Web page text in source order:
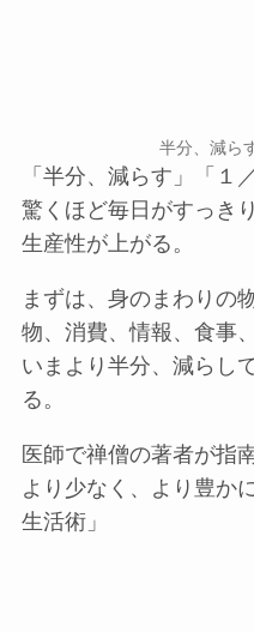
半分、減ら
「半分、減らす」「１
驚くほど毎日がすっき
生産性が上がる。
まずは、身のまわりの
物、消費、情報、食
いまより半分、減らし
る。
医師で禅僧の著者が指
より少なく、より豊か
生活術」